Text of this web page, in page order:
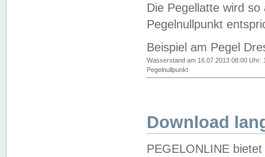
Die Pegellatte wird
Pegelnullpunkt
Beispiel am Pegel
Wasserstand am 16.07.2013 08:00 Uhr:
Pegelnullpunkt
Download
PEGELONLINE